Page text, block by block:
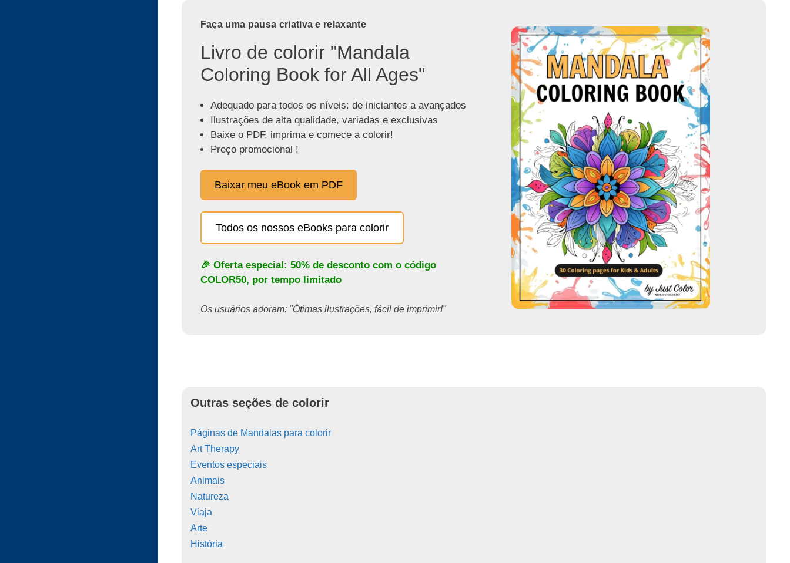
Faça uma pausa criativa e relaxante
Livro de colorir "Mandala
Coloring Book for All Ages"
Adequado para todos os níveis: de iniciantes a avançados
Ilustrações de alta qualidade, variadas e exclusivas
Baixe o PDF, imprima e comece a colorir!
Preço promocional !
Baixar meu eBook em PDF
Todos os nossos eBooks para colorir
🎉 Oferta especial: 50% de desconto com o código
COLOR50, por tempo limitado
Os usuários adoram: "Ótimas ilustrações, fácil de imprimir!"
Outras seções de colorir
Páginas de Mandalas para colorir
Art Therapy
Eventos especiais
Animais
Natureza
Viaja
Arte
História